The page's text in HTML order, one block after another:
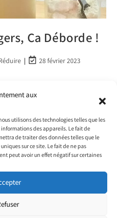
aux
utilisons des technologies telles que les
des appareils. Le fait de
de traiter des données telles que le
sur ce site. Le fait de ne pas
peut avoir un effet négatif sur certaines
Ça Déborde !
28 février 2023
toujours plus de déchets, les
s’avérer dangereux pour notre
La Lecture